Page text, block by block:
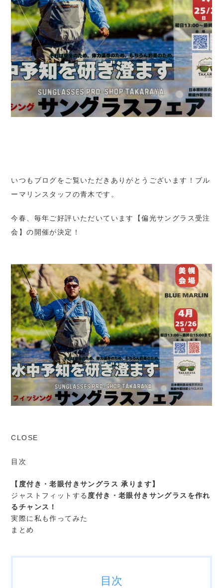
いつもブログをご覧いただきありがとうございます！ブル
ーマリンスタッフの青木です。
今春、毎年ご好評いただいています【偏光サングラス受注
会】の開催が決定！
CLOSE
目次
【度付き・老眼付きサングラス 承ります】
ジャストフィットする 度付き・老眼付きサングラスを作れ
るチャンス！
実際に私も作ってみた
まとめ
目次